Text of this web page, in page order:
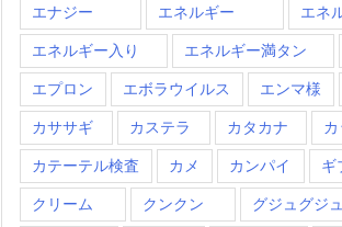
エナジー エネルギー エネ
エネルギー入り エネルギー満タン
エプロン エボラウイルス エンマ様
カササギ カステラ カタカナ カ
カテーテル検査 カメ カンパイ ギ
クリーム クンクン グジュグジュ